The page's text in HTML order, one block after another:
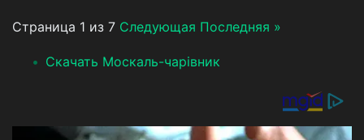
Страница 1 из 7 Следующая Последняя »
Скачать Москаль-чарівник